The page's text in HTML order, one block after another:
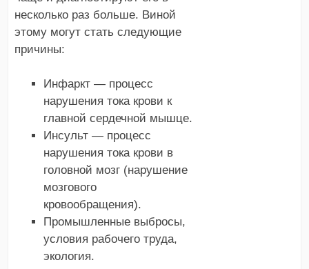
несколько раз больше. Виной
этому могут стать следующие
причины:
Инфаркт — процесс
нарушения тока крови к
главной сердечной мышце.
Инсульт — процесс
нарушения тока крови в
головной мозг (нарушение
мозгового
кровообращения).
Промышленные выбросы,
условия рабочего труда,
экология.